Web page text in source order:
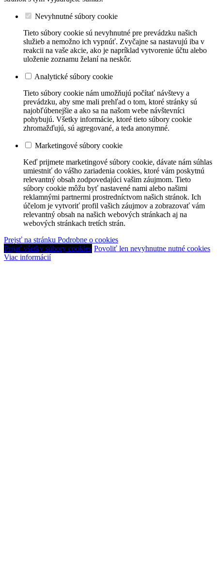
Nevyhnutné súbory cookie
Tieto súbory cookie sú nevyhnutné pre prevádzku našich
služieb a nemožno ich vypnúť. Zvyčajne sa nastavujú iba v
reakcii na vaše akcie, ako je napríklad vytvorenie účtu alebo
uloženie zoznamu želaní na neskôr.
Analytické súbory cookie
Tieto súbory cookie nám umožňujú počítať návštevy a
prevádzku, aby sme mali prehľad o tom, ktoré stránky sú
najobľúbenejšie a ako sa na našom webe návštevníci
pohybujú. Všetky informácie, ktoré tieto súbory cookie
zhromažďujú, sú agregované, a teda anonymné.
Marketingové súbory cookie
Keď prijmete marketingové súbory cookie, dávate nám súhlas
umiestniť do vášho zariadenia cookies, ktoré vám poskytnú
relevantný obsah zodpovedajúci vašim záujmom. Tieto
súbory cookie môžu byť nastavené nami alebo našimi
reklamnými partnermi prostredníctvom našich stránok. Ich
účelom je vytvoriť profil vašich záujmov a zobrazovať vám
relevantný obsah na našich webových stránkach aj na
webových stránkach tretích strán.
Prejsť na stránku Podrobne o cookies
Prijať všetky súbory cookies Povoliť len nevyhnutne nutné cookies
Viac informácií